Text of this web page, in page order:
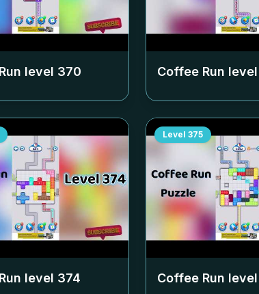
level 370 Coffee Run level
level 374
Level 375
Coffee Run level